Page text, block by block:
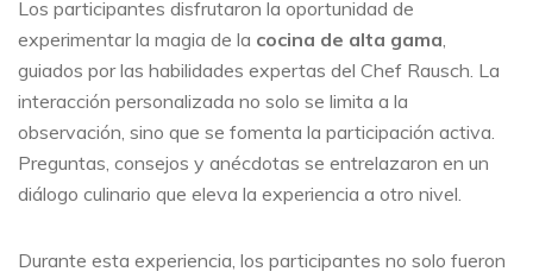
Los participantes disfrutaron la oportunidad de
experimentar la magia de la cocina de alta gama,
guiados por las habilidades expertas del Chef Rausch. La
interacción personalizada no solo se limita a la
observación, sino que se fomenta la participación activa.
Preguntas, consejos y anécdotas se entrelazaron en un
diálogo culinario que eleva la experiencia a otro nivel.
Durante esta experiencia, los participantes no solo fueron